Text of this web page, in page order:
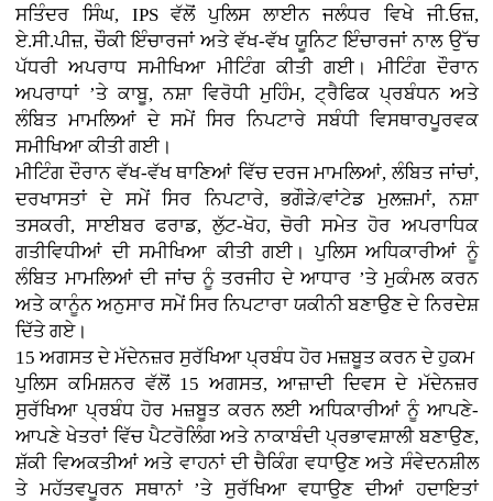
ਸਤਿੰਦਰ ਸਿੰਘ, IPS ਵੱਲੋਂ ਪੁਲਿਸ ਲਾਈਨ ਜਲੰਧਰ ਵਿਖੇ ਜੀ.ਓਜ਼,
ਏ.ਸੀ.ਪੀਜ਼, ਚੌਕੀ ਇੰਚਾਰਜਾਂ ਅਤੇ ਵੱਖ-ਵੱਖ ਯੂਨਿਟ ਇੰਚਾਰਜਾਂ ਨਾਲ ਉੱਚ
ਪੱਧਰੀ ਅਪਰਾਧ ਸਮੀਖਿਆ ਮੀਟਿੰਗ ਕੀਤੀ ਗਈ। ਮੀਟਿੰਗ ਦੌਰਾਨ
ਅਪਰਾਧਾਂ ’ਤੇ ਕਾਬੂ, ਨਸ਼ਾ ਵਿਰੋਧੀ ਮੁਹਿੰਮ, ਟ੍ਰੈਫਿਕ ਪ੍ਰਬੰਧਨ ਅਤੇ
ਲੰਬਿਤ ਮਾਮਲਿਆਂ ਦੇ ਸਮੇਂ ਸਿਰ ਨਿਪਟਾਰੇ ਸਬੰਧੀ ਵਿਸਥਾਰਪੂਰਵਕ
ਸਮੀਖਿਆ ਕੀਤੀ ਗਈ।
ਮੀਟਿੰਗ ਦੌਰਾਨ ਵੱਖ-ਵੱਖ ਥਾਣਿਆਂ ਵਿੱਚ ਦਰਜ ਮਾਮਲਿਆਂ, ਲੰਬਿਤ ਜਾਂਚਾਂ,
ਦਰਖਾਸਤਾਂ ਦੇ ਸਮੇਂ ਸਿਰ ਨਿਪਟਾਰੇ, ਭਗੌੜੇ/ਵਾਂਟੇਡ ਮੁਲਜ਼ਮਾਂ, ਨਸ਼ਾ
ਤਸਕਰੀ, ਸਾਈਬਰ ਫਰਾਡ, ਲੁੱਟ-ਖੋਹ, ਚੋਰੀ ਸਮੇਤ ਹੋਰ ਅਪਰਾਧਿਕ
ਗਤੀਵਿਧੀਆਂ ਦੀ ਸਮੀਖਿਆ ਕੀਤੀ ਗਈ। ਪੁਲਿਸ ਅਧਿਕਾਰੀਆਂ ਨੂੰ
ਲੰਬਿਤ ਮਾਮਲਿਆਂ ਦੀ ਜਾਂਚ ਨੂੰ ਤਰਜੀਹ ਦੇ ਆਧਾਰ ’ਤੇ ਮੁਕੰਮਲ ਕਰਨ
ਅਤੇ ਕਾਨੂੰਨ ਅਨੁਸਾਰ ਸਮੇਂ ਸਿਰ ਨਿਪਟਾਰਾ ਯਕੀਨੀ ਬਣਾਉਣ ਦੇ ਨਿਰਦੇਸ਼
ਦਿੱਤੇ ਗਏ।
15 ਅਗਸਤ ਦੇ ਮੱਦੇਨਜ਼ਰ ਸੁਰੱਖਿਆ ਪ੍ਰਬੰਧ ਹੋਰ ਮਜ਼ਬੂਤ ਕਰਨ ਦੇ ਹੁਕਮ
ਪੁਲਿਸ ਕਮਿਸ਼ਨਰ ਵੱਲੋਂ 15 ਅਗਸਤ, ਆਜ਼ਾਦੀ ਦਿਵਸ ਦੇ ਮੱਦੇਨਜ਼ਰ
ਸੁਰੱਖਿਆ ਪ੍ਰਬੰਧ ਹੋਰ ਮਜ਼ਬੂਤ ਕਰਨ ਲਈ ਅਧਿਕਾਰੀਆਂ ਨੂੰ ਆਪਣੇ-
ਆਪਣੇ ਖੇਤਰਾਂ ਵਿੱਚ ਪੈਟਰੋਲਿੰਗ ਅਤੇ ਨਾਕਾਬੰਦੀ ਪ੍ਰਭਾਵਸ਼ਾਲੀ ਬਣਾਉਣ,
ਸ਼ੱਕੀ ਵਿਅਕਤੀਆਂ ਅਤੇ ਵਾਹਨਾਂ ਦੀ ਚੈਕਿੰਗ ਵਧਾਉਣ ਅਤੇ ਸੰਵੇਦਨਸ਼ੀਲ
ਤੇ ਮਹੱਤਵਪੂਰਨ ਸਥਾਨਾਂ ’ਤੇ ਸੁਰੱਖਿਆ ਵਧਾਉਣ ਦੀਆਂ ਹਦਾਇਤਾਂ